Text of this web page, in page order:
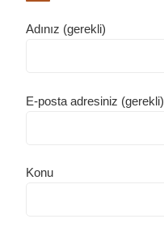
Adınız (gerekli)
E-posta adresiniz (gerekli)
Konu